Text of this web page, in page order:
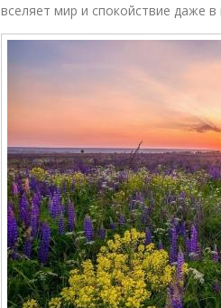
вселяет мир и спокойствие даже